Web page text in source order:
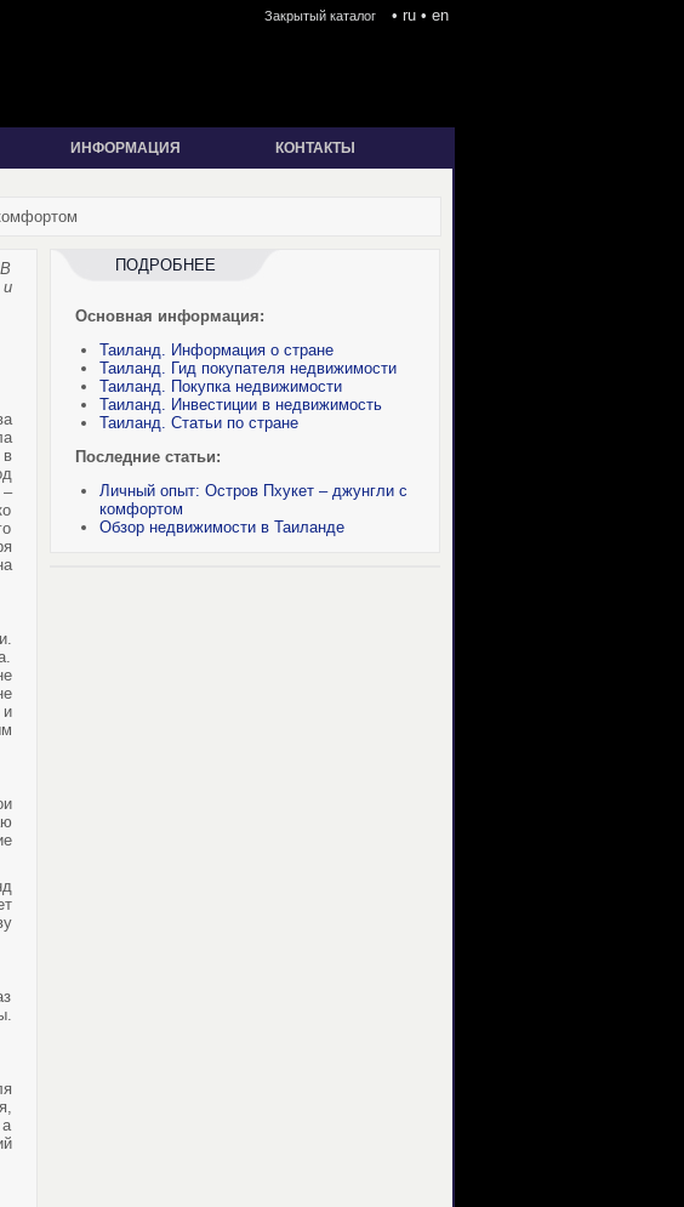
Закрытый каталог • ru• en
ИНФОРМАЦИЯ КОНТАКТЫ
в
а
ПОДРОБНЕЕ
Основная информация:
Таиланд. Информация о стране
Таиланд. Гид покупателя недвижимости
Таиланд. Покупка недвижимости
Таиланд. Инвестиции в недвижимость
Таиланд. Статьи по стране
Последние статьи:
Личный опыт: Остров Пхукет – джунгли с
комфортом
Обзор недвижимости в Таиланде